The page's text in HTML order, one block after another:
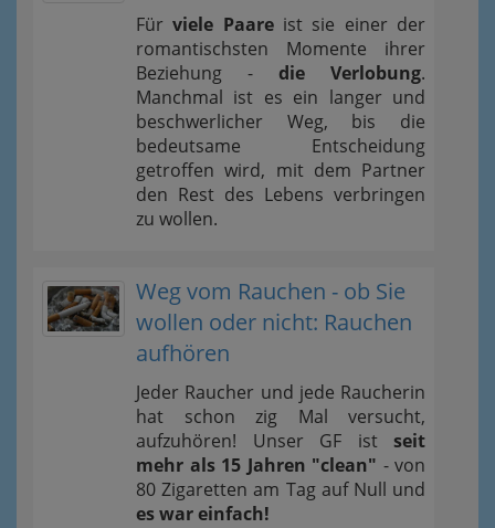
Fürviele Paareist sie einer der
romantischsten Momente ihrer
Beziehung - die Verlobung.
Manchmal ist es ein langer und
beschwerlicher Weg, bis die
bedeutsame Entscheidung
getroffen wird, mit dem Partner
den Rest des Lebens verbringen
zu wollen.
Weg vom Rauchen - ob Sie
wollen oder nicht: Rauchen
aufhören
Jeder Raucher und jede Raucherin
hat schon zig Mal versucht,
aufzuhören! Unser GF ist seit
mehr als 15 Jahren "clean" - von
80 Zigaretten am Tag auf Null und
es war einfach!